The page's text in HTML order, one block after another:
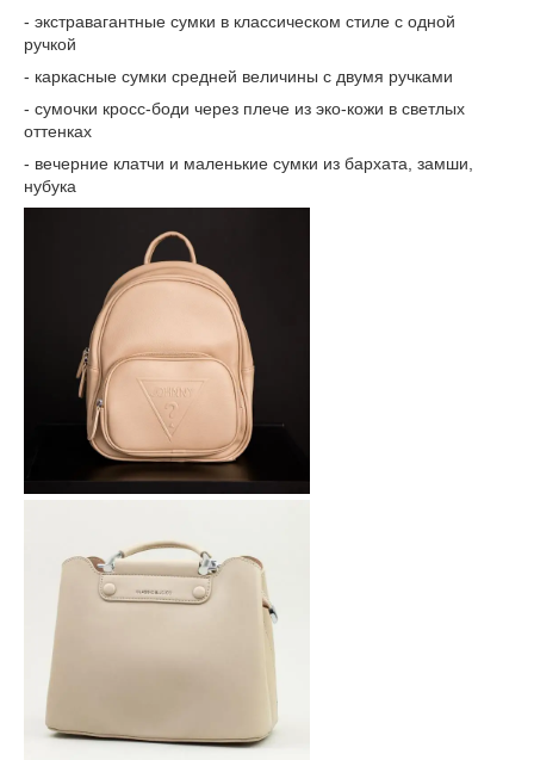
- экстравагантные сумки в классическом стиле с одной
ручкой
- каркасные сумки средней величины с двумя ручками
- сумочки кросс-боди через плече из эко-кожи в светлых
оттенках
- вечерние клатчи и маленькие сумки из бархата, замши,
нубука